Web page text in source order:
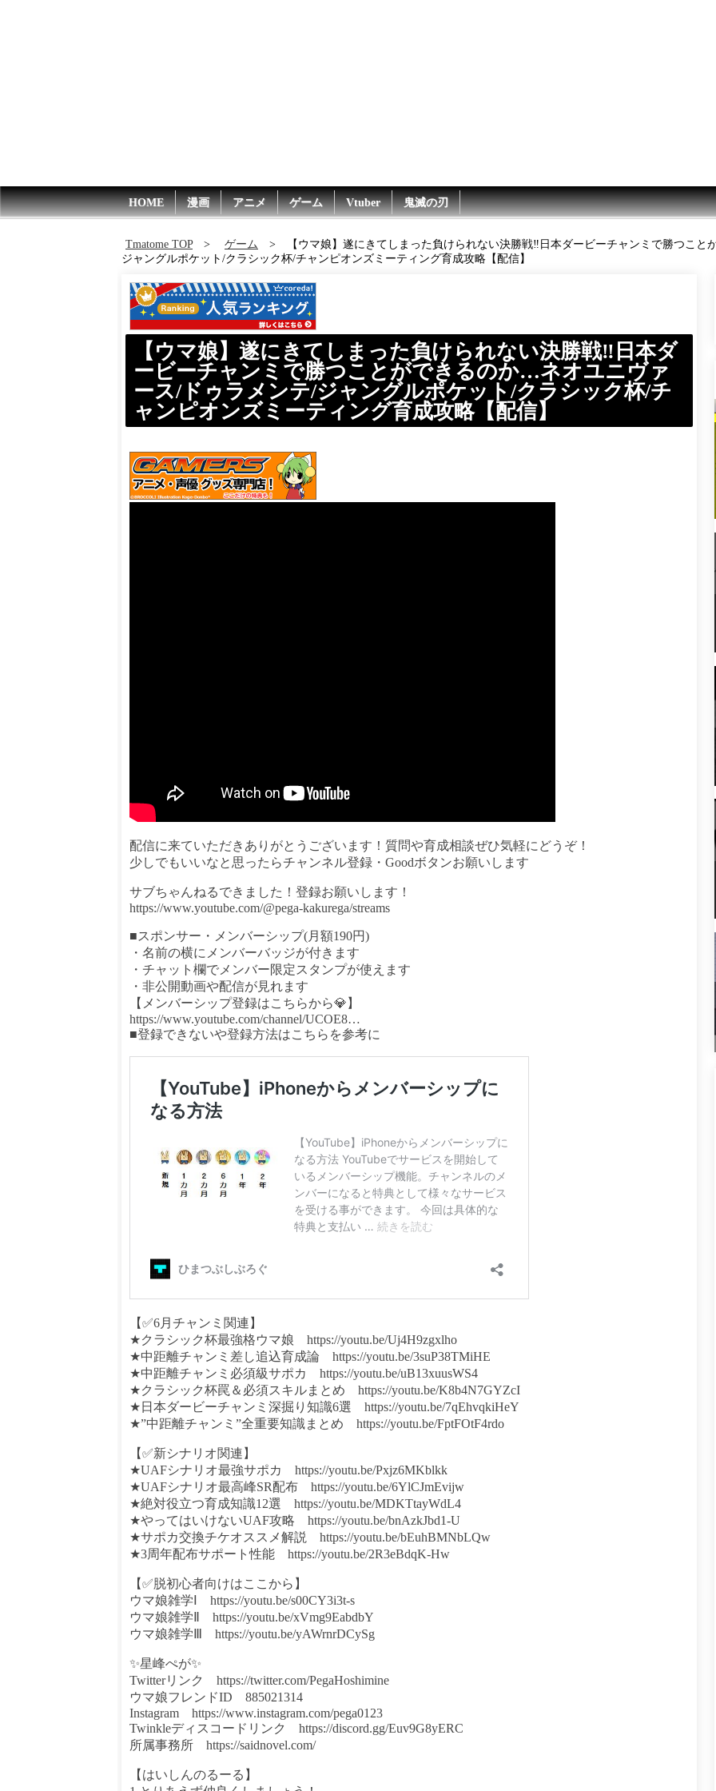
HOME 漫画 アニメ ゲーム Vtuber 鬼滅の刃
Tmatome TOP ゲーム
【ウマ娘】遂にきてしまった負けられない決勝戦‼日本ダービーチャンミで勝つこ
ジャングルポケット/クラシック杯/チャンピオンズミーティング育成攻略【配信】
【ウマ娘】遂にきてしまった負けられない決勝戦‼日本ダ
ービーチャンミで勝つことができるのか…ネオユニヴァ
ース/ドゥラメンテ/ジャングルポケット/クラシック杯/チ
ャンピオンズミーティング育成攻略【配信】
配信に来ていただきありがとうございます！質問や育成相談ぜひ気軽にどうぞ！
少しでもいいなと思ったらチャンネル登録・Goodボタンお願いします
サブちゃんねるできました！登録お願いします！
https://www.youtube.com/@pega-kakurega/streams
■スポンサー・メンバーシップ(月額190円)
・名前の横にメンバーバッジが付きます
・チャット欄でメンバー限定スタンプが使えます
・非公開動画や配信が見れます
【メンバーシップ登録はこちらから💎】
https://www.youtube.com/channel/UCOE8​​​…
■登録できないや登録方法はこちらを参考に
【✅6月チャンミ関連】
★クラシック杯最強格ウマ娘 https://youtu.be/Uj4H9zgxlho
★中距離チャンミ差し追込育成論 https://youtu.be/3suP38TMiHE
★中距離チャンミ必須級サポカ https://youtu.be/uB13xuusWS4
★クラシック杯罠＆必須スキルまとめ https://youtu.be/K8b4N7GYZcI
★日本ダービーチャンミ深掘り知識6選 https://youtu.be/7qEhvqkiHeY
★”中距離チャンミ”全重要知識まとめ https://youtu.be/FptFOtF4rdo
【✅新シナリオ関連】
★UAFシナリオ最強サポカ https://youtu.be/Pxjz6MKblkk
★UAFシナリオ最高峰SR配布 https://youtu.be/6YlCJmEvijw
★絶対役立つ育成知識12選 https://youtu.be/MDKTtayWdL4
★やってはいけないUAF攻略 https://youtu.be/bnAzkJbd1-U
★サポカ交換チケオススメ解説 https://youtu.be/bEuhBMNbLQw
★3周年配布サポート性能 https://youtu.be/2R3eBdqK-Hw
【✅脱初心者向けはここから】
ウマ娘雑学Ⅰ https://youtu.be/s00CY3i3t-s
ウマ娘雑学Ⅱ https://youtu.be/xVmg9EabdbY
ウマ娘雑学Ⅲ https://youtu.be/yAWrnrDCySg
✨星峰ぺが✨
Twitterリンク https://twitter.com/PegaHoshimine
ウマ娘フレンドID 885021314
Instagram https://www.instagram.com/pega0123​​​
Twinkleディスコードリンク https://discord.gg/Euv9G8yERC
所属事務所 https://saidnovel.com/
【はいしんのるーる】